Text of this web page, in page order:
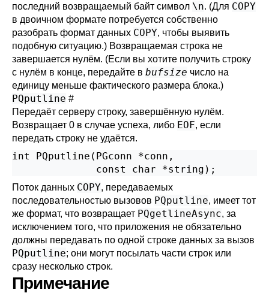
последний возвращаемый байт символ \n. (Для COPY
в двоичном формате потребуется собственно
разобрать формат данных COPY, чтобы выявить
подобную ситуацию.) Возвращаемая строка не
завершается нулём. (Если вы хотите получить строку
с нулём в конце, передайте в bufsize число на
единицу меньше фактического размера блока.)
PQputline #
Передаёт серверу строку, завершённую нулём.
Возвращает 0 в случае успеха, либо EOF, если
передать строку не удаётся.
int PQputline(PGconn *conn,
Поток данных COPY, передаваемых
последовательностью вызовов PQputline, имеет тот
же формат, что возвращает PQgetlineAsync, за
исключением того, что приложения не обязательно
должны передавать по одной строке данных за вызов
PQputline; они могут посылать части строк или
сразу несколько строк.
Примечание